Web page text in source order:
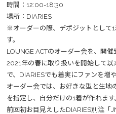
時間：12:00-18:30
場所：DIARIES
※オーダーの際、デポジットとして
す。
LOUNGE ACTのオーダー会を、開催
2021年の春に取り扱いを開始して
で、DIARIESでも着実にファンを増
オーダー会では、お好きな型と生地
を指定し、自分だけの1着が作れます
前回初お目見えしたDIARIES別注「